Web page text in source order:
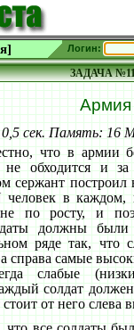
Логин:
ЗАДАЧА
Армия
сек. Память: 16
что в армии
не обходится и
сержант построил
в каждом,
не по росту, и
должны
ряде так, что
справа самые
слабые
солдат должен
стоит от него слева